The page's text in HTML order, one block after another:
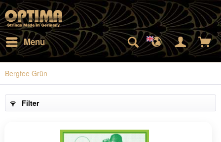
Menu
Bergfee Grün
Filter